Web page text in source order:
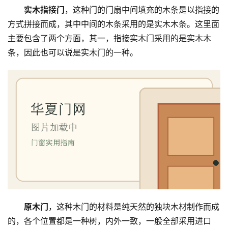
实木指接门，这种门的门扇中间填充的木条是以指接的
方式拼接而成，其中中间的木条采用的是实木木条。这里面
主要包含了两个方面，其一，指接实木门采用的是实木木
条，因此也可以说是实木门的一种。
原木门，这种木门的材料是纯天然的独块木材制作而成
的，各个位置都是一种树，内外一致，一般全部采用进口